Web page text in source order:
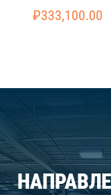
₽333,100.00